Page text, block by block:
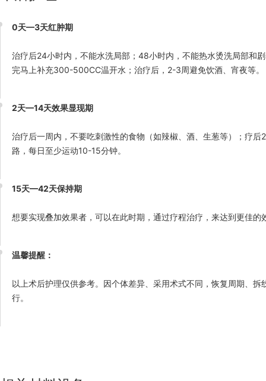
0天—3天红肿期
治疗后24小时内，不能水洗局部；48小时内，不能热水烫洗局部和
完马上补充300-500CC温开水；治疗后，2-3周避免饮酒、宵夜等。
2天—14天效果显现期
治疗后一周内，不要吃刺激性的食物（如辣椒、酒、生葱等）；疗
路，每日至少运动10-15分钟。
15天—42天保持期
想要实现叠加效果者，可以在此时期，通过疗程治疗，来达到更佳
温馨提醒：
以上术后护理仅供参考。因个体差异、采用术式不同，恢复周期、
行。